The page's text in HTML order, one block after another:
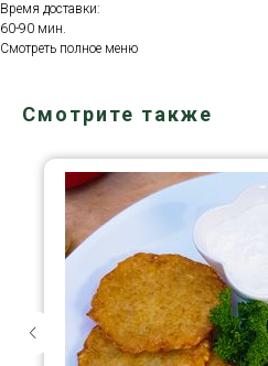
Время доставки:
60-90 мин.
Смотреть полное меню
Смотрите также